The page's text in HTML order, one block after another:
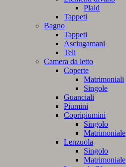
Plaid
Tappeti
Bagno
Tappeti
Asciugamani
Teli
Camera da letto
Coperte
Matrimoniali
Singole
Guanciali
Piumini
Copripiumini
Singolo
Matrimoniale
Lenzuola
Singolo
Matrimoniale